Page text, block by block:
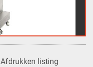
Afdrukken listing